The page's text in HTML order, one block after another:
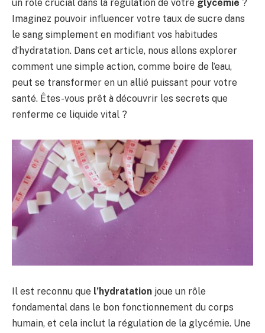
un rôle crucial dans la régulation de votre glycémie ?
Imaginez pouvoir influencer votre taux de sucre dans
le sang simplement en modifiant vos habitudes
d’hydratation. Dans cet article, nous allons explorer
comment une simple action, comme boire de l’eau,
peut se transformer en un allié puissant pour votre
santé. Êtes-vous prêt à découvrir les secrets que
renferme ce liquide vital ?
Il est reconnu que l’hydratation joue un rôle
fondamental dans le bon fonctionnement du corps
humain, et cela inclut la régulation de la glycémie. Une